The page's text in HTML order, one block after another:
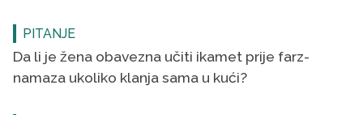
PITANJE
Da li je žena obavezna učiti ikamet prije farz-
namaza ukoliko klanja sama u kući?